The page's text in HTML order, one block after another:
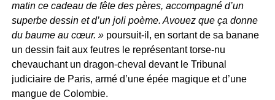
matin ce cadeau de fête des pères, accompagné d’un
superbe dessin et d’un joli poème. Avouez que ça donne
du baume au cœur. » poursuit-il, en sortant de sa banane
un dessin fait aux feutres le représentant torse-nu
chevauchant un dragon-cheval devant le Tribunal
judiciaire de Paris, armé d’une épée magique et d’une
mangue de Colombie.